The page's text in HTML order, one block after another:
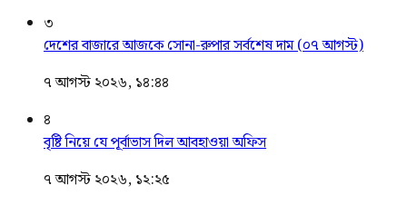
৩
দেশের বাজারে আজকে সোনা-রুপার সর্বশেষ দাম (০৭ আগস্ট)
৭ আগস্ট ২০২৬, ১৪:৪৪
৪
বৃষ্টি নিয়ে যে পূর্বাভাস দিল আবহাওয়া অফিস
৭ আগস্ট ২০২৬, ১২:২৫